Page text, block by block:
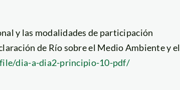
y las modalidades de participación
de Río sobre el Medio Ambiente y el
dia-a-dia2-principio-10-pdf/